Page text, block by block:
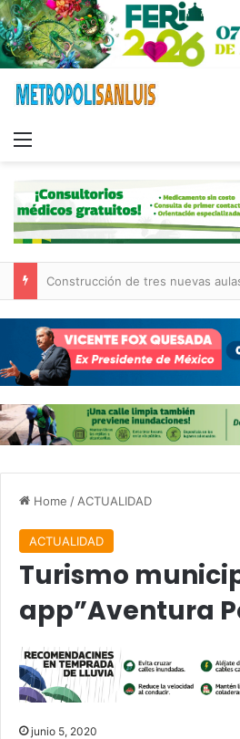
Home / ACTUALIDAD
ACTUALIDAD
Turismo
app”Aventura
junio 5, 2020